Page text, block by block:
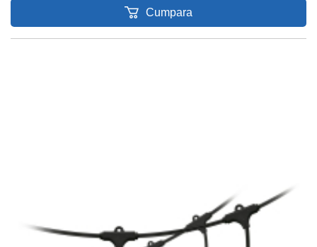
Cumpara